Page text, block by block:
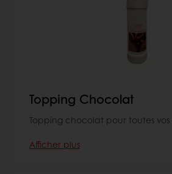
Topping Chocolat
Topping chocolat pour toutes
Afficher plus